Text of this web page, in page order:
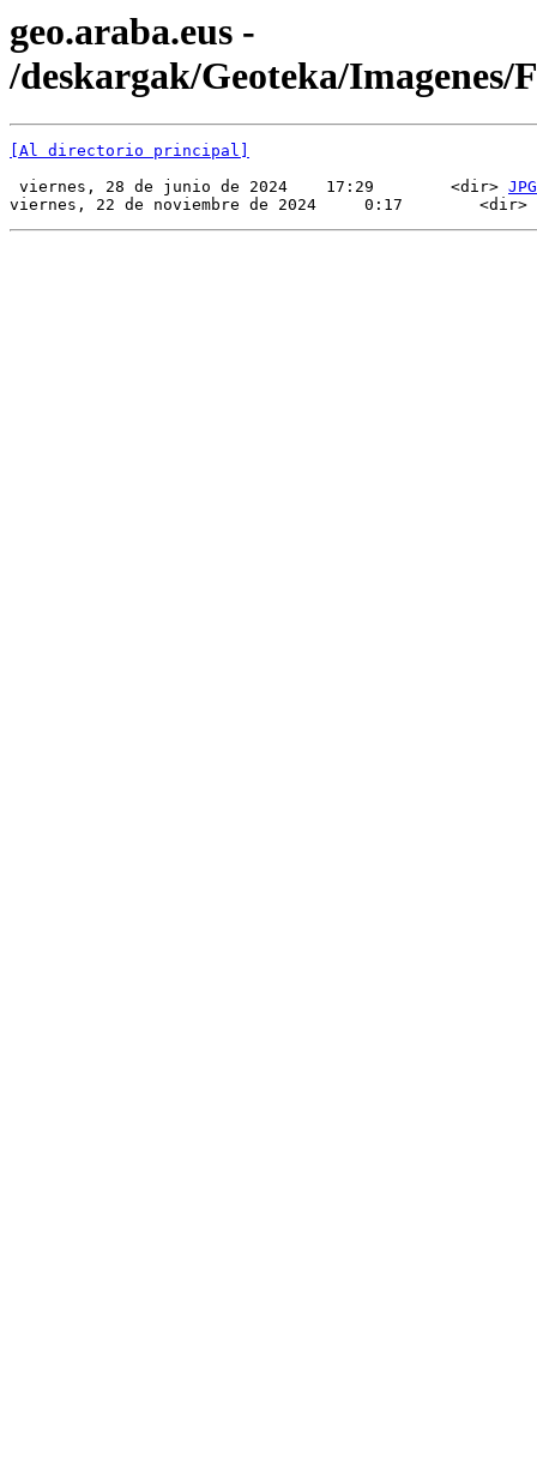
geo.araba.eus -
/deskargak/Geoteka/Imagenes/
[Al directorio principal]
viernes, 28 de junio de 2024    17:29        <dir> JPG
viernes, 22 de noviembre de 2024     0:17        <dir>